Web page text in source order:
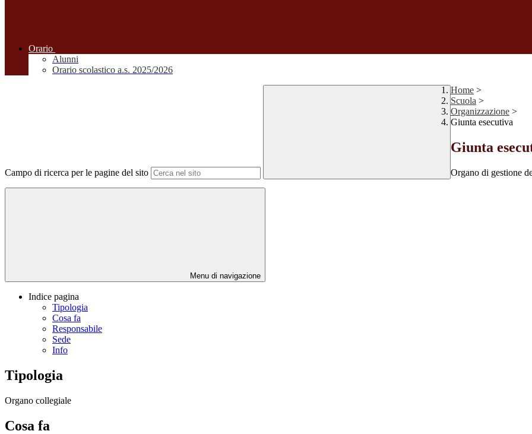
Orario
Alunni
Orario scolastico a.s. 2025/2026
Campo di ricerca per le pagine del sito
Home >
Scuola >
Organizzazione >
Giunta esecutiva
Giunta
Organo di gestione
Menu di navigazione
Indice pagina
Tipologia
Cosa fa
Responsabile
Sede
Info
Tipologia
Organo collegiale
Cosa fa